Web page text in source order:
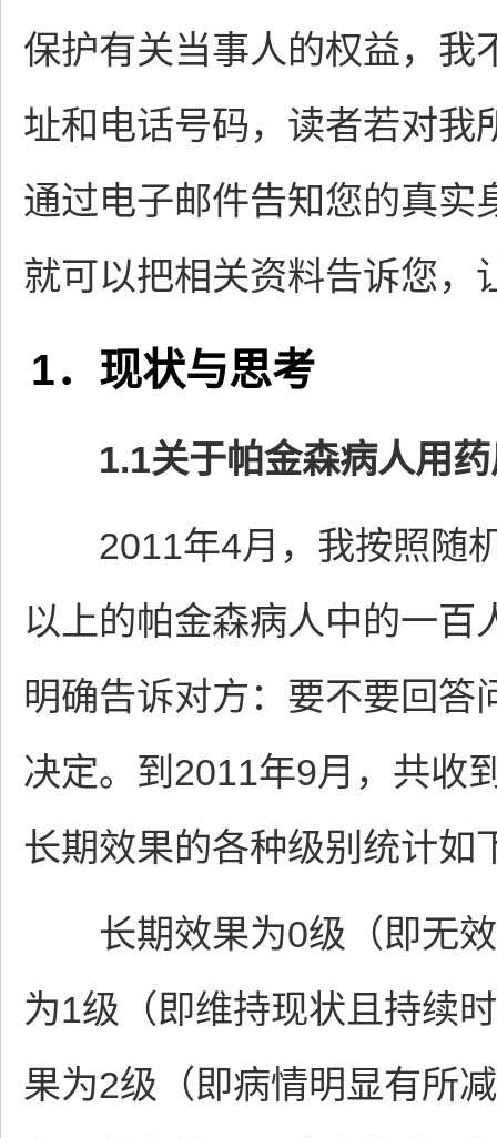
保护有关当事人的权益，我
址和电话号码，读者若对我
通过电子邮件告知您的真实
就可以把相关资料告诉您，
1．现状与思考
1.1关于帕金森病人用
2011年4月，我按照随机
以上的帕金森病人中的一百
明确告诉对方：要不要回答
决定。到2011年9月，共收
长期效果的各种级别统计如
长期效果为0级（即无效
为1级（即维持现状且持续
果为2级（即病情明显有所